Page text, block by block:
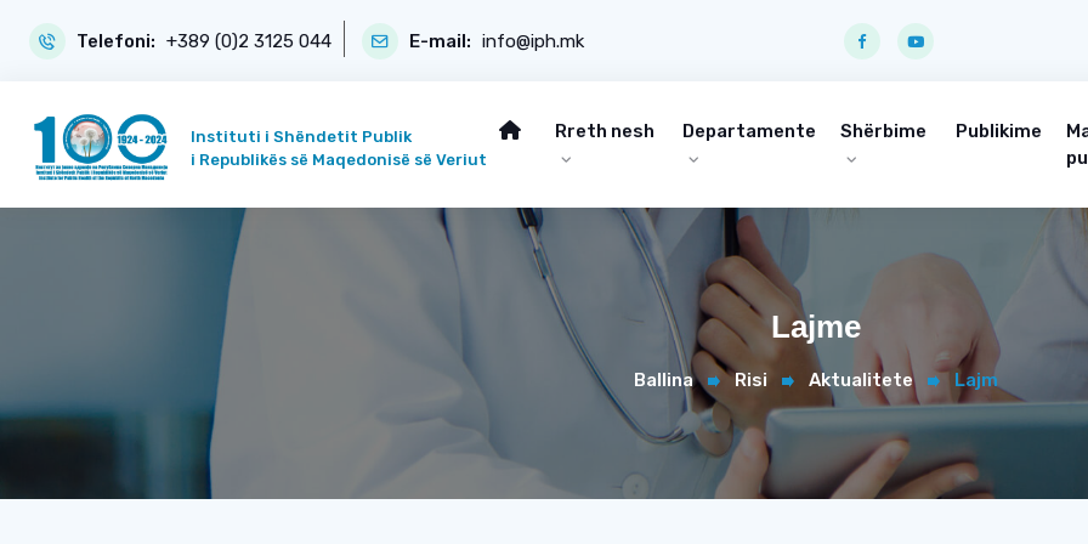
Telefoni: +389 (0)2 3125 044 E-mail: info@iph.mk
Instituti i Shëndetit Publik
i Republikës së Maqedonisë së Veriut
Rreth nesh Departamente Shërbime Publikime
Lajme
Ballina Risi Aktualitete Lajm